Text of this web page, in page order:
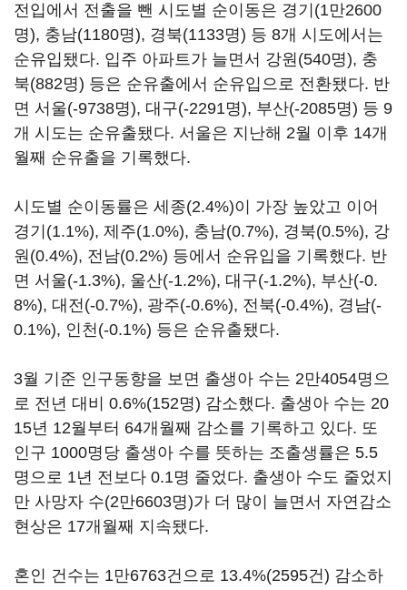
전입에서 전출을 뺀 시도별 순이동은 경기(1만2600
명), 충남(1180명), 경북(1133명) 등 8개 시도에서는
순유입됐다. 입주 아파트가 늘면서 강원(540명), 충
북(882명) 등은 순유출에서 순유입으로 전환됐다. 반
면 서울(-9738명), 대구(-2291명), 부산(-2085명) 등 9
개 시도는 순유출됐다. 서울은 지난해 2월 이후 14개
월째 순유출을 기록했다.
시도별 순이동률은 세종(2.4%)이 가장 높았고 이어
경기(1.1%), 제주(1.0%), 충남(0.7%), 경북(0.5%), 강
원(0.4%), 전남(0.2%) 등에서 순유입을 기록했다. 반
면 서울(-1.3%), 울산(-1.2%), 대구(-1.2%), 부산(-0.
8%), 대전(-0.7%), 광주(-0.6%), 전북(-0.4%), 경남(-
0.1%), 인천(-0.1%) 등은 순유출됐다.
3월 기준 인구동향을 보면 출생아 수는 2만4054명으
로 전년 대비 0.6%(152명) 감소했다. 출생아 수는 20
15년 12월부터 64개월째 감소를 기록하고 있다. 또
인구 1000명당 출생아 수를 뜻하는 조출생률은 5.5
명으로 1년 전보다 0.1명 줄었다. 출생아 수도 줄었지
만 사망자 수(2만6603명)가 더 많이 늘면서 자연감소
현상은 17개월째 지속됐다.
혼인 건수는 1만6763건으로 13.4%(2595건) 감소하